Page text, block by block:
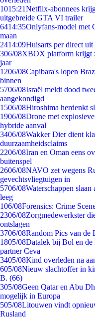
1015:21Netflix-abonnees
uitgebreide GTA VI trailer
6414:35Onlyfans-model met
maan
2414:09Huisarts per direct
306/08XBOX platform krijgt
jaar
1206/08Capibara's lopen
binnen
5706/08Israël meldt dood
aangekondigd
1506/08Hiroshima herdenkt
1906/08Drone met
hybride aanval
3406/08Wakker Dier dient
duurzaamheidsclaims
2206/08Iran en Oman eens
buitenspel
2606/08NAVO zet wegens
gevechtsvliegtuigen in
5706/08Waterschappen
leeg
106/08Forensics: Crime
2306/08Zorgmedewerkster
ontslagen
3706/08Random Pics van de
1805/08Datalek bij Bol en
partner Ceva
3405/08Kind overleden na
605/08Nieuw slachtoffer in
B. (66)
305/08Geen Qatar en Abu
mogelijk in Europa
505/08Litouwen vindt
Rusland